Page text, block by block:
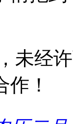
情拖
未经
！